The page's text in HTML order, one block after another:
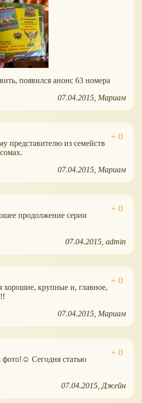
появился анонс 63 номера
07.04.2015 Мариам
представителю из семейств
07.04.2015 Мариам
продолжение серии
07.04.2015 admin
хорошие, крупные и, главное,
07.04.2015 Мариам
фото!☺ Сегодня статью
07.04.2015 Джейн